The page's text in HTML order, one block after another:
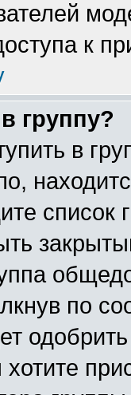
к
группу?
в
список
по